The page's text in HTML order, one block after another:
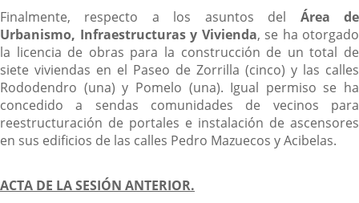
Finalmente, respecto a los asuntos del Área de
Urbanismo, Infraestructuras y Vivienda, se ha otorgado
la licencia de obras para la construcción de un total de
siete viviendas en el Paseo de Zorrilla (cinco) y las calles
Rododendro (una) y Pomelo (una). Igual permiso se ha
concedido a sendas comunidades de vecinos para
reestructuración de portales e instalación de ascensores
en sus edificios de las calles Pedro Mazuecos y Acibelas.
ACTA DE LA SESIÓN ANTERIOR.